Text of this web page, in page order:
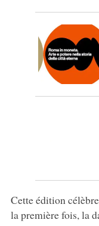
Cette édition
la première fois, la